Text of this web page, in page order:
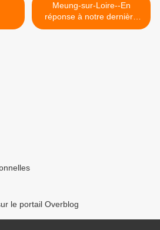
Meung-sur-Loire--En
réponse à notre dernière
publication, voici 2 cartes
le portail Overblog